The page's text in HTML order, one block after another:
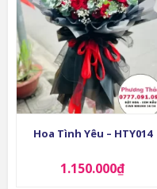
Hoa Tình Yêu – HTY014
1.150.000₫